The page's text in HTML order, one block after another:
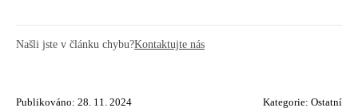
Našli jste v článku chybu?Kontaktujte nás
Publikováno: 28. 11. 2024 Kategorie: Ostatní